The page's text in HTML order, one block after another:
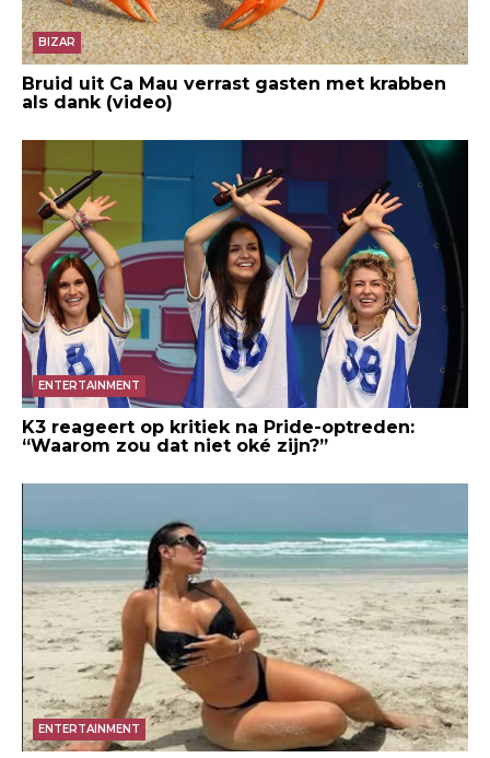
BIZAR
Bruid uit Ca Mau verrast gasten met krabben
als dank (video)
ENTERTAINMENT
K3 reageert op kritiek na Pride-optreden:
“Waarom zou dat niet oké zijn?”
ENTERTAINMENT